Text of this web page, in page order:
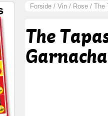
Forside / Vin / Rose / The
The